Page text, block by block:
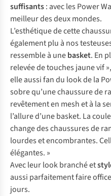
suffisants: avec les Power
meilleur des deux mondes.
L’esthétique de cette
également plu à nos
ressemble à unebasket. En
relevée de touches jaune vif
elle aussi fan du look de la
sobre qu’une chaussure de
revêtement en mesh et à la
l’allure d’une basket. La
change des chaussures de
lourdes et encombrantes.
élégantes. »
Avec leur look branché et
aussi parfaitement faire
jours.